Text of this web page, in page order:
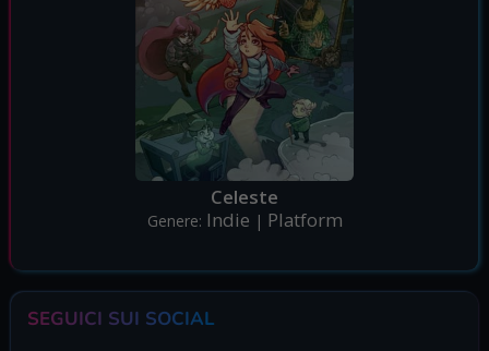
Celeste
Genere: Indie | Platform
SEGUICI SUI SOCIAL